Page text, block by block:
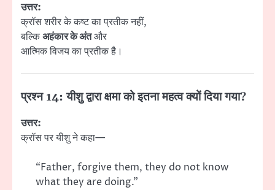
उत्तर:
क्रॉस शरीर के कष्ट का प्रतीक नहीं,
बल्किअहंकार के अंतऔर
आत्मिक विजय का प्रतीक है।
प्रश्न 14: यीशु द्वारा क्षमा को इतना महत्व क्यों दिया गया?
उत्तर:
क्रॉस पर यीशु ने कहा—
“Father, forgive them, they do not know
what they are doing.”